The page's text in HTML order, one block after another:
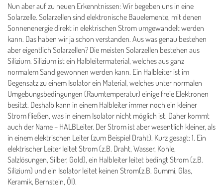
Nun aber auf zu neuen Erkenntnissen: Wir begeben uns in eine
Solarzelle. Solarzellen sind elektronische Bauelemente, mit denen
Sonnenenergie direkt in elektrischen Strom umgewandelt werden
kann. Das haben wir ja schon verstanden. Aus was genau bestehen
aber eigentlich Solarzellen? Die meisten Solarzellen bestehen aus
Silizium. Silizium ist ein Halbleitermaterial, welches aus ganz
normalem Sand gewonnen werden kann. Ein Halbleiter ist im
Gegensatz zu einem Isolator ein Material, welches unter normalen
Umgebungsbedingungen (Raumtemperatur) einige freie Elektronen
besitzt. Deshalb kann in einem Halbleiter immer noch ein kleiner
Strom fl­ießen, was in einem Isolator nicht möglich ist. Daher kommt
auch der Name – HALBLeiter. Der Strom ist aber wesentlich kleiner, als
in einem elektrischen Leiter (zum Beispiel Draht). Kurz gesagt: 1. Ein
elektrischer Leiter leitet Strom (z.B. Draht, Wasser, Kohle,
Salzlösungen, Silber, Gold), ein Halbleiter leitet bedingt Strom (z.B.
Silizium) und ein Isolator leitet keinen Strom(z.B. Gummi, Glas,
Keramik, Bernstein, Öl).